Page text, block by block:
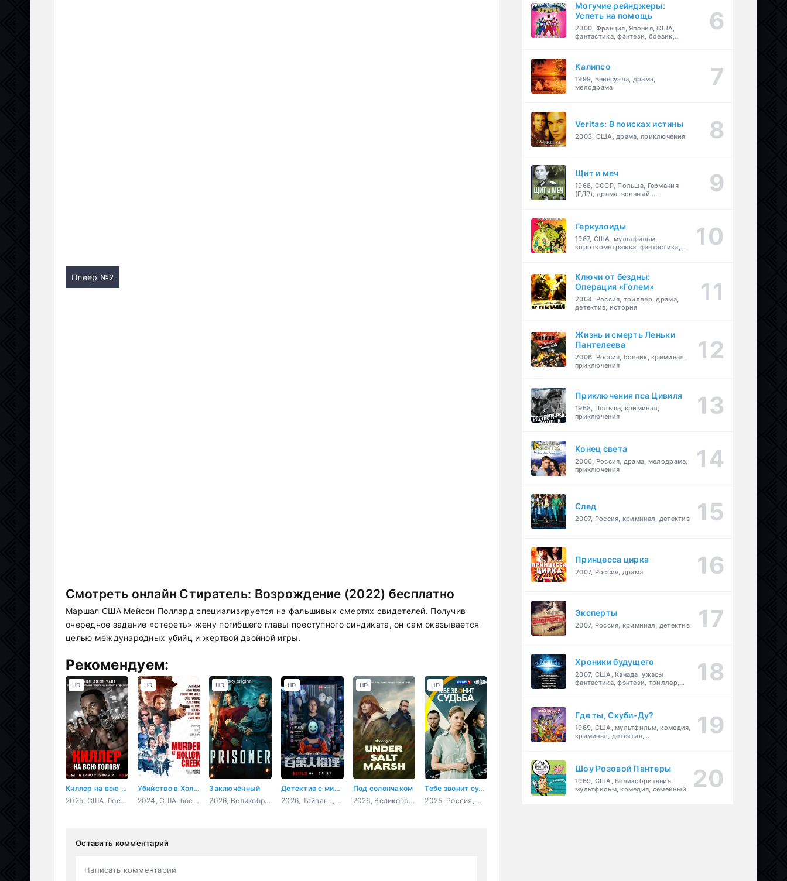
Плеер №2
Смотреть онлайн Стиратель: Возрождение (2022) бесплатно
Маршал США Мейсон Поллард специализируется на фальшивых смертях свидетелей. Получив
очередное задание «стереть» жену погибшего главы преступного синдиката, он сам оказывается
целью международных убийц и жертвой двойной игры.
Рекомендуем:
Киллер на всю голову
2025, США, боевик, триллер, комедия, криминал
HD
Убийство в Холлоу Крик
2024, США, боевик, триллер, комедия
HD
Заключённый
2026, Великобритания, боевик, триллер, криминал
HD
Детектив с миллионом подписчиков
2026, Тайвань, детектив, триллер, криминал
HD
Под солончаком
2026, Великобритания, детектив, драма, криминал
HD
Тебе звонит судьба
2025, Россия, мелодрама
HD
Оставить комментарий
Написать комментарий
Могучие рейнджеры:
Успеть на помощь
2000, Франция, Япония, США,
фантастика, фэнтези, боевик,
Калипсо
1999, Венесуэла, драма,
мелодрама
Veritas: В поисках истины
2003, США, драма, приключения
Щит и меч
1968, СССР, Польша, Германия
(ГДР), драма, военный,
Геркулоиды
1967, США, мультфильм,
короткометражка, фантастика,
Ключи от бездны:
Операция «Голем»
2004, Россия, триллер, драма,
детектив, история
Жизнь и смерть Леньки
Пантелеева
2006, Россия, боевик, криминал,
приключения
Приключения пса Цивиля
1968, Польша, криминал,
приключения
Конец света
2006, Россия, драма, мелодрама,
приключения
След
2007, Россия, криминал, детектив
Принцесса цирка
2007, Россия, драма
Эксперты
2007, Россия, криминал, детектив
Хроники будущего
2007, США, Канада, ужасы,
фантастика, фэнтези, триллер,
Где ты, Скуби-Ду?
1969, США, мультфильм, комедия,
криминал, детектив,
Шоу Розовой Пантеры
1969, США, Великобритания,
мультфильм, комедия, семейный